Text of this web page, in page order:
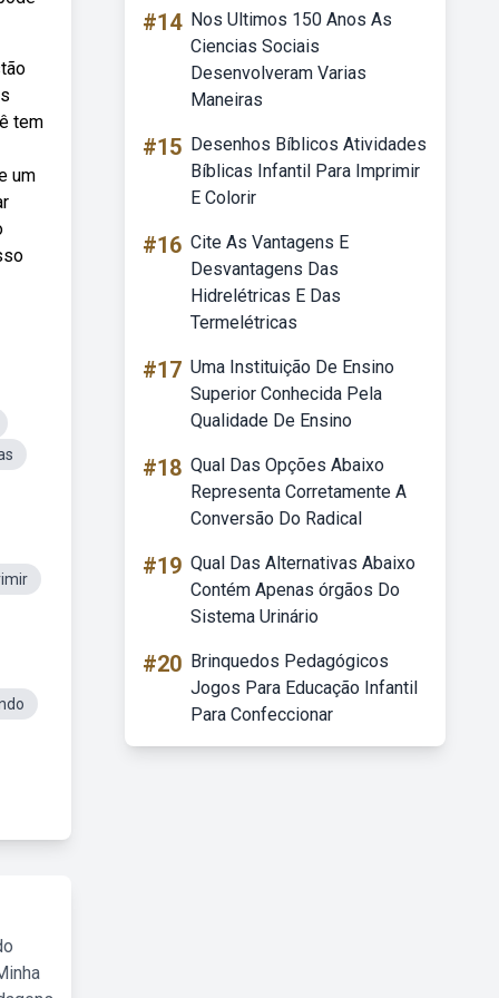
tem
um
#14 Nos Ultimos 150 Anos As
Ciencias Sociais
Desenvolveram Varias
Maneiras
#15 Desenhos Bíblicos Atividades
Bíblicas Infantil Para Imprimir
E Colorir
#16 Cite As Vantagens E
Desvantagens Das
Hidrelétricas E Das
Termelétricas
#17 Uma Instituição De Ensino
Superior Conhecida Pela
Qualidade De Ensino
#18 Qual Das Opções Abaixo
Representa Corretamente A
Conversão Do Radical
#19 Qual Das Alternativas Abaixo
Contém Apenas órgãos Do
Sistema Urinário
#20 Brinquedos Pedagógicos
Jogos Para Educação Infantil
Para Confeccionar